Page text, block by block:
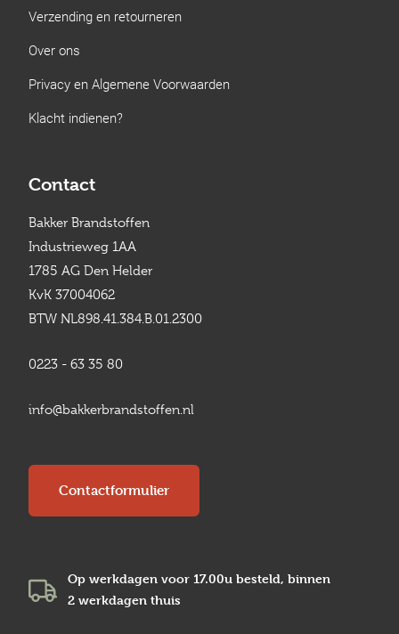
Verzending en retourneren
Over ons
Privacy en Algemene Voorwaarden
Klacht indienen?
Contact
Bakker Brandstoffen
Industrieweg 1AA
1785 AG Den Helder
KvK 37004062
BTW NL898.41.384.B.01.2300
0223 - 63 35 80
info@bakkerbrandstoffen.nl
Contactformulier
Op werkdagen voor 17.00u besteld, binnen
2 werkdagen thuis